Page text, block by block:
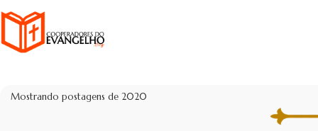
Mostrando postagens de 2020